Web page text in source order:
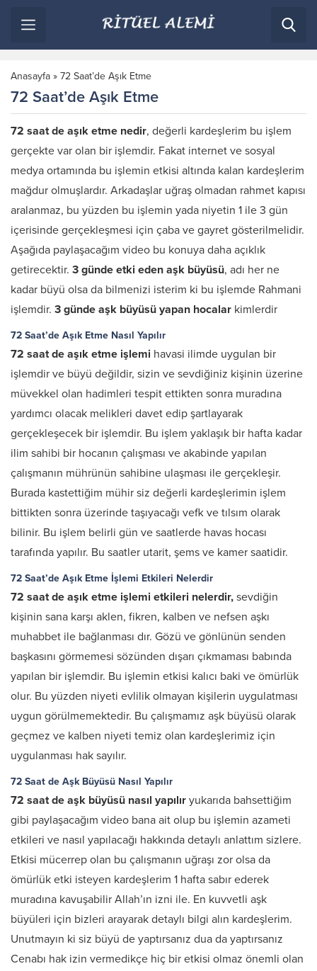
Anasayfa » 72 Saat’de Aşık Etme
72 Saat’de Aşık Etme
72 saat de aşık etme nedir, değerli kardeşlerim bu işlem
gerçekte var olan bir işlemdir. Fakat internet ve sosyal
medya ortamında bu işlemin etkisi altında kalan kardeşlerim
mağdur olmuşlardır. Arkadaşlar uğraş olmadan rahmet kapısı
aralanmaz, bu yüzden bu işlemin yada niyetin 1 ile 3 gün
içerisinde gerçekleşmesi için çaba ve gayret gösterilmelidir.
Aşağıda paylaşacağım video bu konuya daha açıklık
getirecektir. 3 günde etki eden aşk büyüsü, adı her ne
kadar büyü olsa da bilmenizi isterim ki bu işlemde Rahmani
işlemdir. 3 günde aşk büyüsü yapan hocalar kimlerdir
72 Saat’de Aşık Etme Nasıl Yapılır
72 saat de aşık etme işlemi havasi ilimde uygulan bir
işlemdir ve büyü değildir, sizin ve sevdiğiniz kişinin üzerine
müvekkel olan hadimleri tespit ettikten sonra muradına
yardımcı olacak melikleri davet edip şartlayarak
gerçekleşecek bir işlemdir. Bu işlem yaklaşık bir hafta kadar
ilim sahibi bir hocanın çalışması ve akabinde yapılan
çalışmanın mührünün sahibine ulaşması ile gerçekleşir.
Burada kastettiğim mühir siz değerli kardeşlerimin işlem
bittikten sonra üzerinde taşıyacağı vefk ve tılsım olarak
bilinir. Bu işlem belirli gün ve saatlerde havas hocası
tarafında yapılır. Bu saatler utarit, şems ve kamer saatidir.
72 Saat’de Aşık Etme İşlemi Etkileri Nelerdir
72 saat de aşık etme işlemi etkileri nelerdir, sevdiğin
kişinin sana karşı aklen, fikren, kalben ve nefsen aşkı
muhabbet ile bağlanması dır. Gözü ve gönlünün senden
başkasını görmemesi sözünden dışarı çıkmaması babında
yapılan bir işlemdir. Bu işlemin etkisi kalıcı baki ve ömürlük
olur. Bu yüzden niyeti evlilik olmayan kişilerin uygulatması
uygun görülmemektedir. Bu çalışmamız aşk büyüsü olarak
geçmez ve kalben niyeti temiz olan kardeşlerimiz için
uygulanması hak sayılır.
72 Saat de Aşk Büyüsü Nasıl Yapılır
72 saat de aşk büyüsü nasıl yapılır yukarıda bahsettiğim
gibi paylaşacağım video bana ait olup bu işlemin azameti
etkileri ve nasıl yapılacağı hakkında detaylı anlattım sizlere.
Etkisi mücerrep olan bu çalışmanın uğraşı zor olsa da
ömürlük etki isteyen kardeşlerim 1 hafta sabır ederek
muradına kavuşabilir Allah’ın izni ile. En kuvvetli aşk
büyüleri için bizleri arayarak detaylı bilgi alın kardeşlerim.
Unutmayın ki siz büyü de yaptırsanız dua da yaptırsanız
Cenabı hak izin vermedikçe hiç bir etkisi olmaz önemli olan